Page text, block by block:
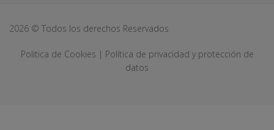
2026 © Todos los derechos Reservados
Politica de Cookies | Política de privacidad y protección de
datos